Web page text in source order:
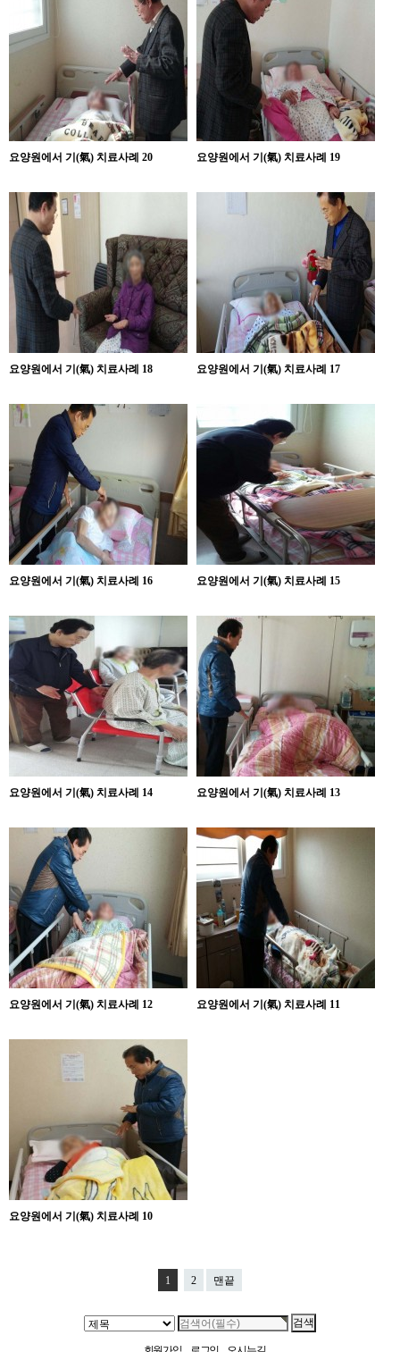
요양원에서 기(氣) 치료사례 20 요양원에서 기(氣) 치료사례 19
요양원에서 기(氣) 치료사례 18 요양원에서 기(氣) 치료사례 17
요양원에서 기(氣) 치료사례 16 요양원에서 기(氣) 치료사례 15
요양원에서 기(氣) 치료사례 14 요양원에서 기(氣) 치료사례 13
요양원에서 기(氣) 치료사례 12 요양원에서 기(氣) 치료사례 11
요양원에서 기(氣) 치료사례 10
1 2 맨끝